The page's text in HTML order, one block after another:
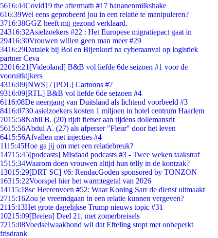
5616:44Covid19 the aftermath #17 bananenmilkshake
616:39Wel eens geprobeerd jou in een relatie te manipuleren?
3716:38GGZ heeft mij gezond verklaard.
24316:32Asielzoekers #22 : Het Europese migratiepact gaat in
29416:30Vrouwen willen geen man meer #29
3416:29Datalek bij Bol en Bijenkorf na cyberaanval op logistiek
partner Ceva
22016:21 [Videoland] B&B vol liefde 6de seizoen #1 voor de
vooruitkijkers
4316:09[NWS] / [POL] Cartoons #7
9316:09[RTL] B&B vol liefde 6de seizoen #4
6116:08De neergang van Duitsland als lichtend voorbeeld #3
8416:0730 asielzoekers kosten 1 miljoen in hotel centrum Haarlem
7015:58Nabil B. (20) rijdt fietser aan tijdens dollemansrit
5615:56Abdul A. (27) als afperser "Fleur" door het leven
6415:56Afvallen met injecties #4
1115:45Hoe ga jij om met een relatiebreuk?
14715:45[podcasts] Misdaad podcasts #3 - Twee weken taakstraf
1515:34Waarom doen vrouwen altijd hun telly in de kontzak?
13015:29[DRT SC] #6: RendacGoden sponsored by TONZON
16315:22Voorspel hier het warmtegetal van 2026
14115:18sc Heerenveen #52: Waar Koning Sarr de dienst uitmaakt
2715:16Zou je vreemdgaan in een relatie kunnen vergeven?
2115:13Het grote dagelijkse Trump nieuws topic #31
10215:09[Breien] Deel 21, met zomerbreisels
7215:08Voedselwaakhond wil dat Efteling stopt met onbeperkt
frisdrank